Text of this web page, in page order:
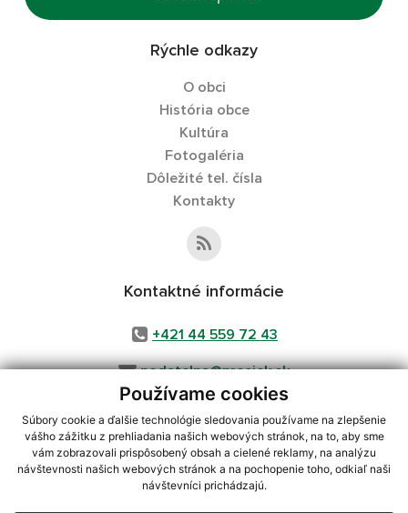
Používame cookies
Súbory cookie a ďalšie technológie sledovania používame na zlepšenie
vášho zážitku z prehliadania našich webových stránok, na to, aby sme
vám zobrazovali prispôsobený obsah a cielené reklamy, na analýzu
návštevnosti našich webových stránok a na pochopenie toho, odkiaľ naši
návštevníci prichádzajú.
Rýchle odkazy
O obci
História obce
Kultúra
Fotogaléria
Dôležité tel. čísla
Kontakty
Kontaktné informácie
+421 44 559 72 43
podatelna@prosiek.sk
využite možnosť získavania aktuálnych informácií s využitím RSS
CMS systém (redakčný) systém ECHELON 2,Mapa stránok,web portál
webex.digital, s.r.o.,domény,registrácia domény